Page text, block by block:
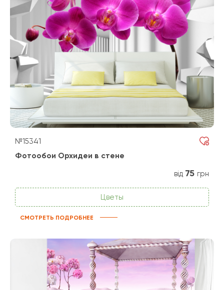
№15341
Фотообои Орхидеи в стене
від 75 грн
Цветы
СМОТРЕТЬ ПОДРОБНЕЕ